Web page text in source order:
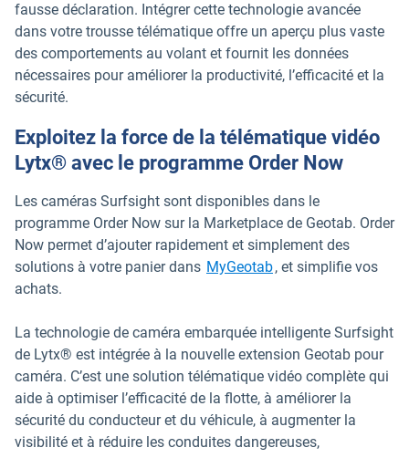
fausse déclaration. Intégrer cette technologie avancée
dans votre trousse télématique offre un aperçu plus vaste
des comportements au volant et fournit les données
nécessaires pour améliorer la productivité, l’efficacité et la
sécurité.
Exploitez la force de la télématique vidéo
Lytx® avec le programme Order Now
Les caméras Surfsight sont disponibles dans le
programme Order Now sur la Marketplace de Geotab. Order
Now permet d’ajouter rapidement et simplement des
solutions à votre panier dans MyGeotab, et simplifie vos
achats.
La technologie de caméra embarquée intelligente Surfsight
de Lytx® est intégrée à la nouvelle extension Geotab pour
caméra. C’est une solution télématique vidéo complète qui
aide à optimiser l’efficacité de la flotte, à améliorer la
sécurité du conducteur et du véhicule, à augmenter la
visibilité et à réduire les conduites dangereuses,